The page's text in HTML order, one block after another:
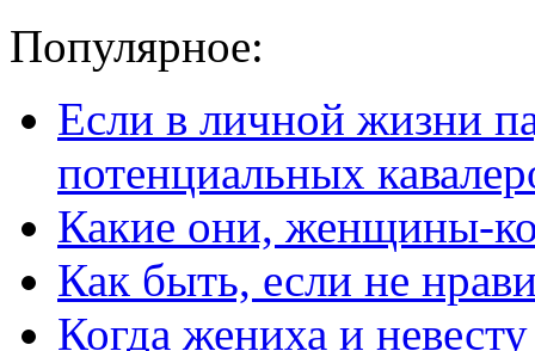
Популярное:
Если в личной жизни
потенциальных
Какие они, женщины-
Как быть, если не
Когда жениха и